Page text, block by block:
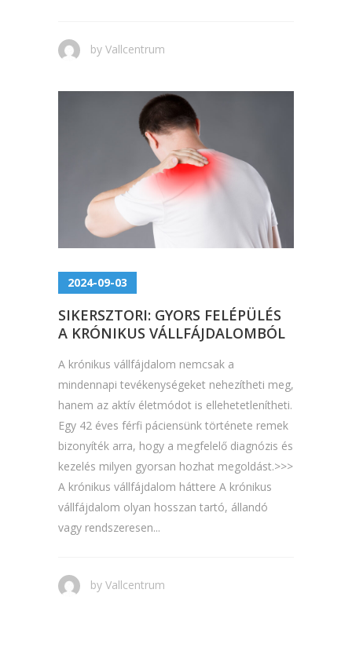
by Vallcentrum
2024-09-03
SIKERSZTORI: GYORS FELÉPÜLÉS
A KRÓNIKUS VÁLLFÁJDALOMBÓL
A krónikus vállfájdalom nemcsak a
mindennapi tevékenységeket nehezítheti meg,
hanem az aktív életmódot is ellehetetlenítheti.
Egy 42 éves férfi páciensünk története remek
bizonyíték arra, hogy a megfelelő diagnózis és
kezelés milyen gyorsan hozhat megoldást.>>>
A krónikus vállfájdalom háttere A krónikus
vállfájdalom olyan hosszan tartó, állandó
vagy rendszeresen...
by Vallcentrum